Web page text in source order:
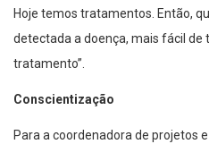
Hoje temos tratamentos. Então,
detectada a doença, mais fácil de
tratamento”.
Conscientização
Para a coordenadora de projetos